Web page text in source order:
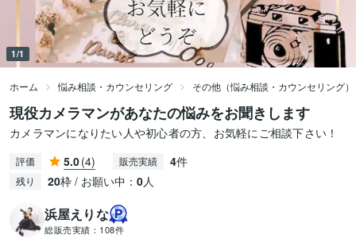
1/1
ホーム 悩み相談・カウンセリング その他（悩み相談・カウンセリング）
現役カメラマンがあなたの悩みをお聞きします
カメラマンになりたい人や初心者の方、お気軽にご相談下さい！
評価 5.0(4) 販売実績 4件
残り 20枠 / お願い中： 0人
浜屋えりな
総販売実績： 108件